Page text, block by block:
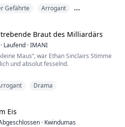
ich keinen Wolf habe."
eine Spätzünderin, die von ihrem ersten
berüchtigten Alpha-König Richard
wurde. Jahre später kehrt sie als
Frau eindrucksvoll zurück. E...
Gefährte
Arrogant
Braut des Milliardärs
· Laufend ·IMANI
Maus“, war Ethan Sinclairs Stimme
und absolut fesselnd.
Vaters, sein Vermächtnis, mein
eine Ehefrau, um mein Erbe zu
Geld. Es ist ein Vertrag, wei...
Drama
Eis
· Kwindumas